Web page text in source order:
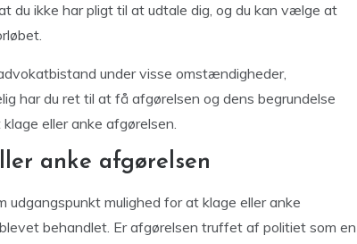
ikke har pligt til at udtale dig, og du kan vælge at
under visse omstændigheder,
har du ret til at få afgørelsen og dens begrundelse
eller anke afgørelsen.
anke afgørelsen
udgangspunkt mulighed for at klage eller anke
behandlet. Er afgørelsen truffet af politiet som en